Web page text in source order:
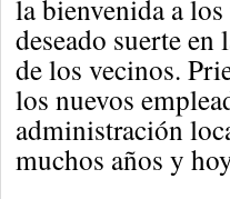
la bienvenida a
deseado suerte
de los vecinos.
los nuevos
administración
muchos años y